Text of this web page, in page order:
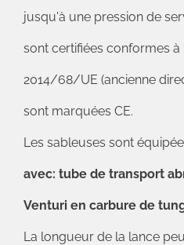
jusqu'à une pression de
sont certifiées conformes
2014/68/UE (ancienne
sont marquées CE.
Les sableuses sont
avec: tube de transport
Venturi en carbure de
La longueur de la lance